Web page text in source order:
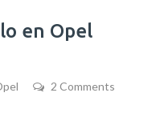
en Opel
2 Comments